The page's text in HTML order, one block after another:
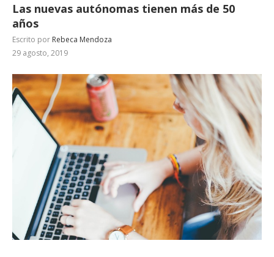
Las nuevas autónomas tienen más de 50
años
Escrito por Rebeca Mendoza
29 agosto, 2019